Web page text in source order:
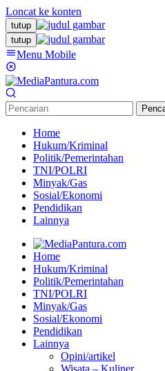
Loncat ke konten
tutup
tutup
Menu Mobile
Home
Hukum/Kriminal
Politik/Pemerintahan
TNI/POLRI
Minyak/Gas
Sosial/Ekonomi
Pendidikan
Lainnya
Home
Hukum/Kriminal
Politik/Pemerintahan
TNI/POLRI
Minyak/Gas
Sosial/Ekonomi
Pendidikan
Lainnya
Opini/artikel
Wisata – Kuliner